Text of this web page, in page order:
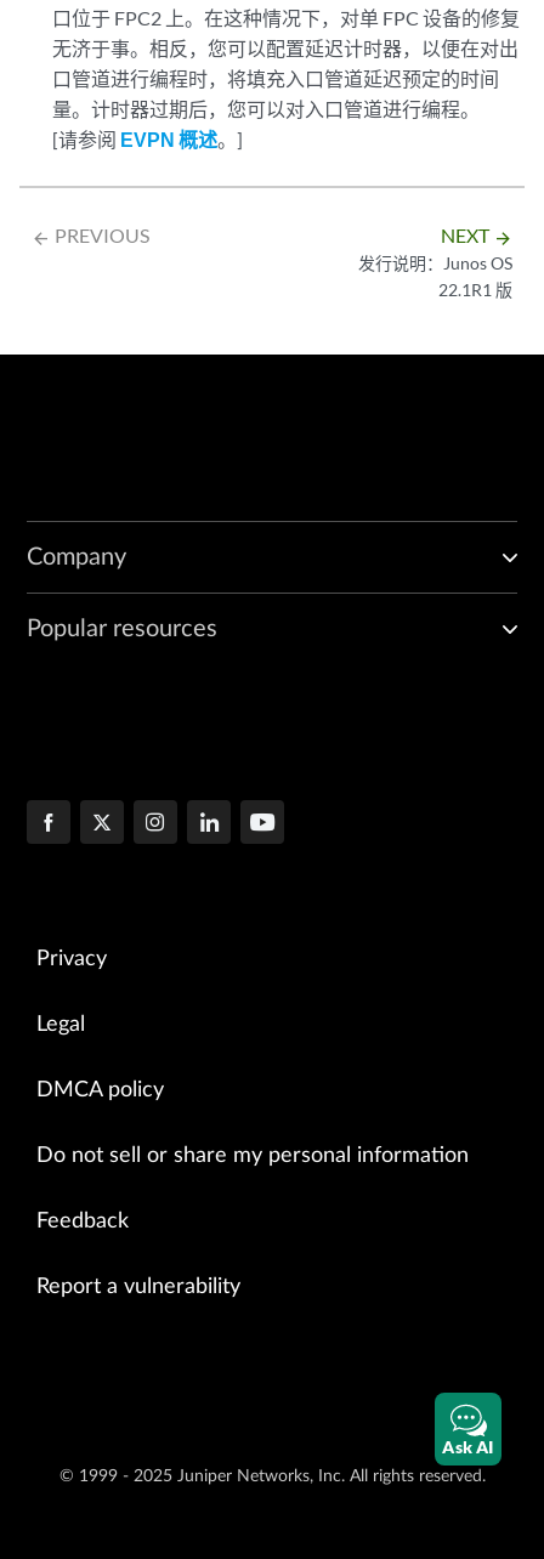
口位于 FPC2 上。在这种情况下，对单 FPC 设备的修复
无济于事。相反，您可以配置延迟计时器，以便在对出
口管道进行编程时，将填充入口管道延迟预定的时间
量。计时器过期后，您可以对入口管道进行编程。
[请参阅 EVPN 概述。]
arrow_backward PREVIOUS NEXT arrow_forward
发行说明：Junos OS
22.1R1 版
Company
Popular resources
Privacy
Legal
DMCA policy
Do not sell or share my personal information
Feedback
Report a vulnerability
© 1999 - 2025 Juniper Networks, Inc. All rights reserved.
Ask AI